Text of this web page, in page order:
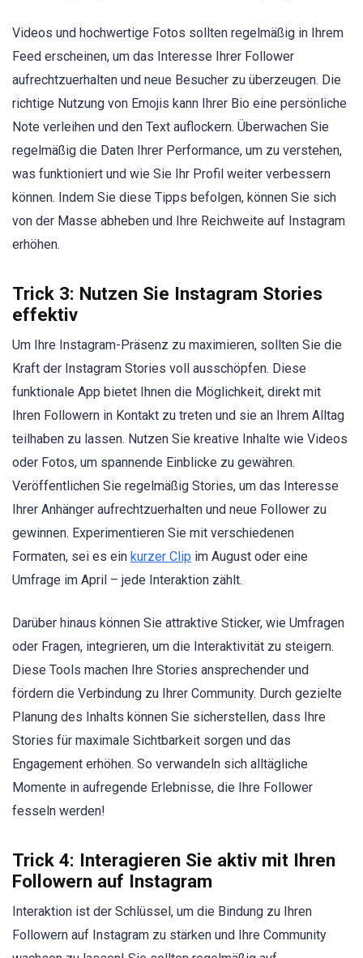
Videos und hochwertige Fotos sollten regelmäßig in Ihrem
Feed erscheinen, um das Interesse Ihrer Follower
aufrechtzuerhalten und neue Besucher zu überzeugen. Die
richtige Nutzung von Emojis kann Ihrer Bio eine persönliche
Note verleihen und den Text auflockern. Überwachen Sie
regelmäßig die Daten Ihrer Performance, um zu verstehen,
was funktioniert und wie Sie Ihr Profil weiter verbessern
können. Indem Sie diese Tipps befolgen, können Sie sich
von der Masse abheben und Ihre Reichweite auf Instagram
erhöhen.
Trick 3: Nutzen Sie Instagram Stories
effektiv
Um Ihre Instagram-Präsenz zu maximieren, sollten Sie die
Kraft der Instagram Stories voll ausschöpfen. Diese
funktionale App bietet Ihnen die Möglichkeit, direkt mit
Ihren Followern in Kontakt zu treten und sie an Ihrem Alltag
teilhaben zu lassen. Nutzen Sie kreative Inhalte wie Videos
oder Fotos, um spannende Einblicke zu gewähren.
Veröffentlichen Sie regelmäßig Stories, um das Interesse
Ihrer Anhänger aufrechtzuerhalten und neue Follower zu
gewinnen. Experimentieren Sie mit verschiedenen
Formaten, sei es ein kurzer Clip im August oder eine
Umfrage im April – jede Interaktion zählt.
Darüber hinaus können Sie attraktive Sticker, wie Umfragen
oder Fragen, integrieren, um die Interaktivität zu steigern.
Diese Tools machen Ihre Stories ansprechender und
fördern die Verbindung zu Ihrer Community. Durch gezielte
Planung des Inhalts können Sie sicherstellen, dass Ihre
Stories für maximale Sichtbarkeit sorgen und das
Engagement erhöhen. So verwandeln sich alltägliche
Momente in aufregende Erlebnisse, die Ihre Follower
fesseln werden!
Trick 4: Interagieren Sie aktiv mit Ihren
Followern auf Instagram
Interaktion ist der Schlüssel, um die Bindung zu Ihren
Followern auf Instagram zu stärken und Ihre Community